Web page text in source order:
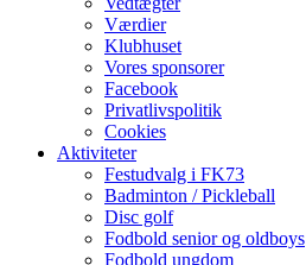
Værdier
Klubhuset
Vores sponsorer
Facebook
Privatlivspolitik
Cookies
Aktiviteter
Festudvalg i FK73
Badminton / Pickleball
Disc golf
Fodbold senior og oldboys
Fodbold ungdom